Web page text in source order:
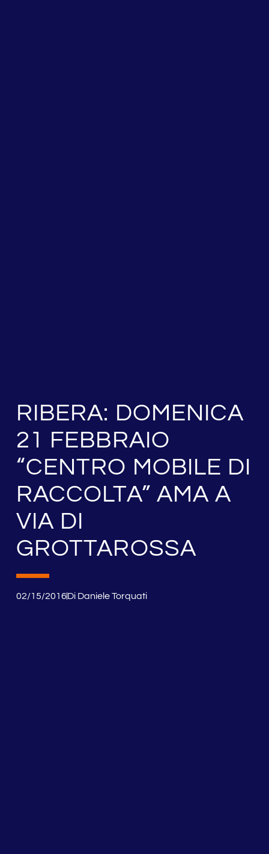
RIBERA: DOMENICA
21 FEBBRAIO
“CENTRO MOBILE DI
RACCOLTA” AMA A
VIA DI
GROTTAROSSA
02/15/2016DiDaniele Torquati